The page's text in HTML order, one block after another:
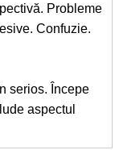
Probleme
Confuzie.
serios. Începe
aspectul